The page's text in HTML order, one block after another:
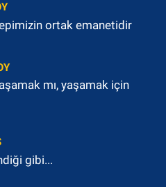
ortak emanetidir
mı, yaşamak için
gibi...